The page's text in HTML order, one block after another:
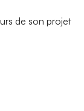
de son projet